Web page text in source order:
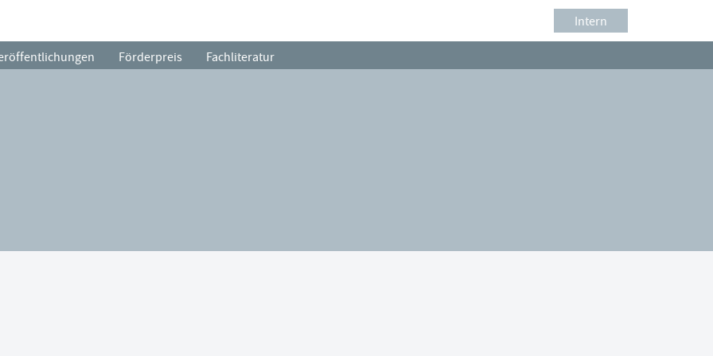
Intern
Förderpreis Fachliteratur